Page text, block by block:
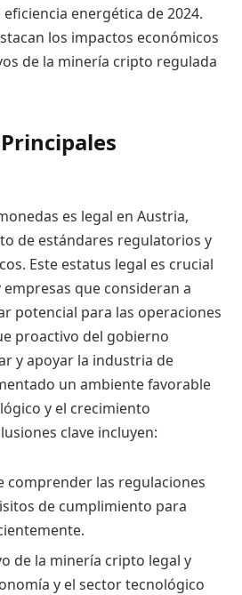
energética de 2024.
los impactos económicos
de la minería cripto regulada
es legal en Austria,
de estándares regulatorios y
Este estatus legal es crucial
que consideran a
potencial para las operaciones
proactivo del gobierno
y apoyar la industria de
un ambiente favorable
y el crecimiento
clave incluyen:
comprender las regulaciones
de cumplimiento para
de la minería cripto legal y
y el sector tecnológico